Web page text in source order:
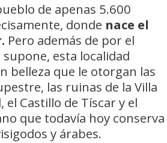
de apenas 5.600
donde nace el
Pero además de por el
esta localidad
belleza que le otorgan las
las ruinas de la Villa
Castillo de Tíscar y el
que todavía hoy conserva
y árabes.